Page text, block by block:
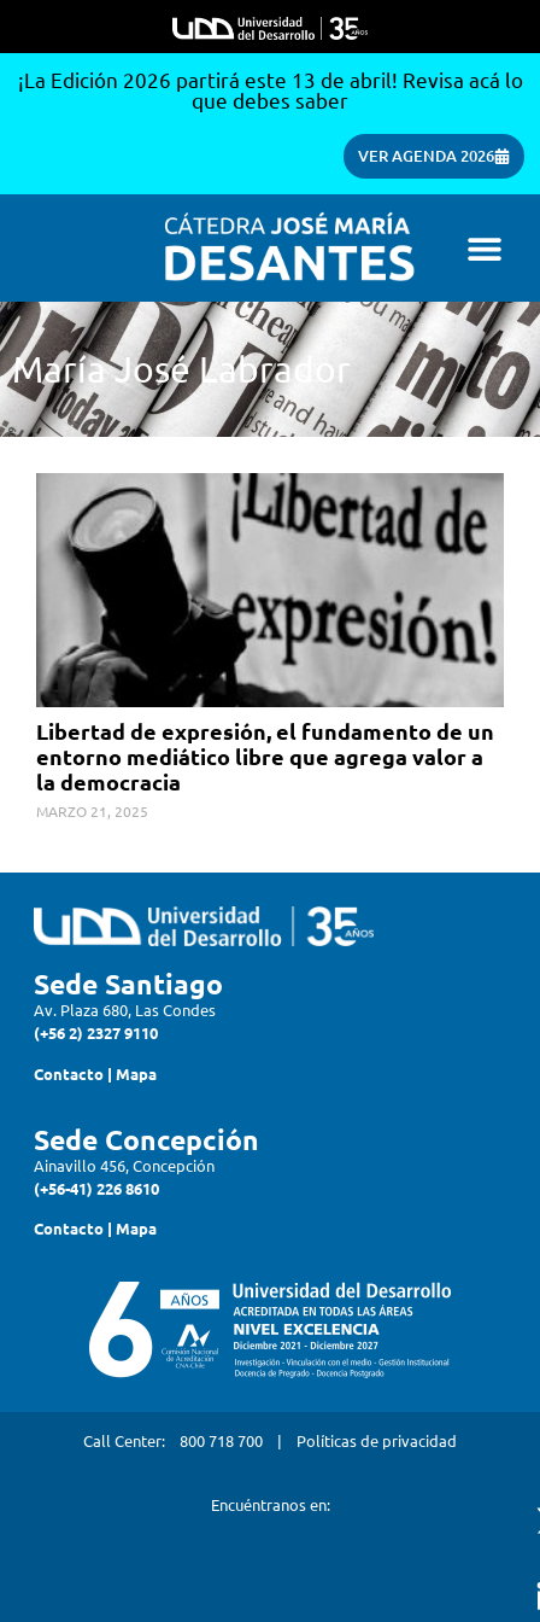
¡La Edición 2026 partirá este 13 de abril! Revisa acá lo
que debes saber
VER AGENDA 2026
María José Labrador
Libertad de expresión, el fundamento de un
entorno mediático libre que agrega valor a
la democracia
MARZO 21, 2025
Sede Santiago
Av. Plaza 680, Las Condes
(+56 2) 2327 9110
Contacto | Mapa
Sede Concepción
Ainavillo 456, Concepción
(+56-41) 226 8610
Contacto | Mapa
Call Center: 800 718 700 | Políticas de privacidad
Encuéntranos en: